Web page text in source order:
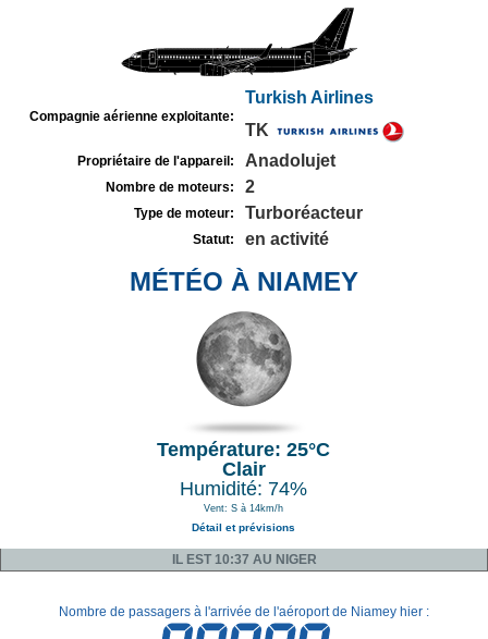
Compagnie aérienne exploitante:
Turkish Airlines
TK
Propriétaire de l'appareil: Anadolujet
Nombre de moteurs: 2
Type de moteur: Turboréacteur
Statut: en activité
MÉTÉO À NIAMEY
Température: 25°C
Clair
Humidité: 74%
Vent: S à 14km/h
Détail et prévisions
IL EST 10:37 AU NIGER
Nombre de passagers à l'arrivée de l'aéroport de Niamey hier :